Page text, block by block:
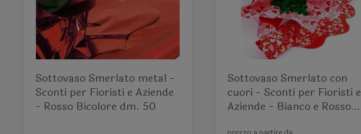
Sottovaso Smerlato metal -
Sconti per Fioristi e Aziende
- Rosso Bicolore dm. 50
Sottovaso Smerlato con
cuori - Sconti per Fioristi e
Aziende - Bianco e Rosso